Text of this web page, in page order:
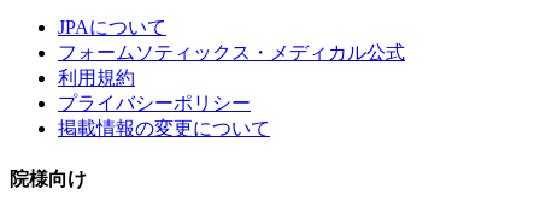
JPAについて
フォームソティックス・メディカル公式
利用規約
プライバシーポリシー
掲載情報の変更について
院様向け